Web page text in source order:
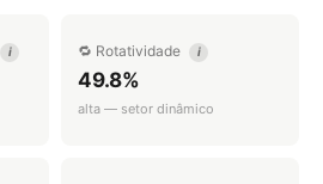
i 🔁 Rotatividade i
49.8%
alta — setor dinâmico